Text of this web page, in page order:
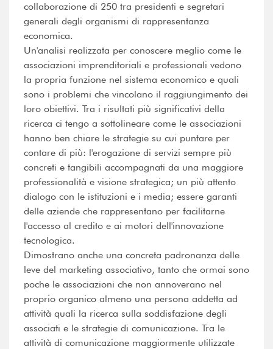
collaborazione di 250 tra presidenti e segretari
generali degli organismi di rappresentanza
economica.
Un'analisi realizzata per conoscere meglio come le
associazioni imprenditoriali e professionali vedono
la propria funzione nel sistema economico e quali
sono i problemi che vincolano il raggiungimento dei
loro obiettivi. Tra i risultati più significativi della
ricerca ci tengo a sottolineare come le associazioni
hanno ben chiare le strategie su cui puntare per
contare di più: l'erogazione di servizi sempre più
concreti e tangibili accompagnati da una maggiore
professionalità e visione strategica; un più attento
dialogo con le istituzioni e i media; essere garanti
delle aziende che rappresentano per facilitarne
l'accesso al credito e ai motori dell'innovazione
tecnologica.
Dimostrano anche una concreta padronanza delle
leve del marketing associativo, tanto che ormai sono
poche le associazioni che non annoverano nel
proprio organico almeno una persona addetta ad
attività quali la ricerca sulla soddisfazione degli
associati e le strategie di comunicazione. Tra le
attività di comunicazione maggiormente utilizzate